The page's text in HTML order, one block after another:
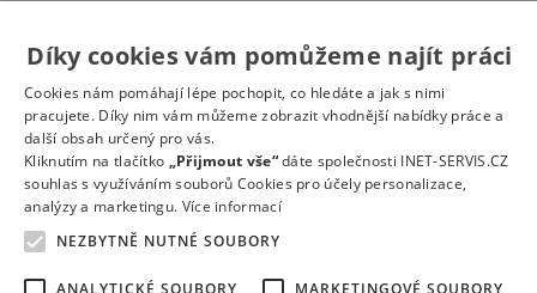
Technika a elektrotechnika
Tvůrčí práce a design
Výroba
Vzdělávání a školství
Zdravotnictví
Zemědělství, lesnictví a vodní hospodářství
Díky cookies vám pomůžeme najít práci
Cookies nám pomáhají lépe pochopit, co hledáte a jak s nimi
pracujete. Díky nim vám můžeme zobrazit vhodnější nabídky práce a
další obsah určený pro vás.
Kliknutím na tlačítko „Přijmout vše“dáte společnosti INET-SERVIS.CZ
souhlas s využíváním souborů Cookies pro účely personalizace,
analýzy a marketingu. Více informací
NEZBYTNĚ NUTNÉ SOUBORY
ANALYTICKÉ SOUBORY MARKETINGOVÉ SOUBORY